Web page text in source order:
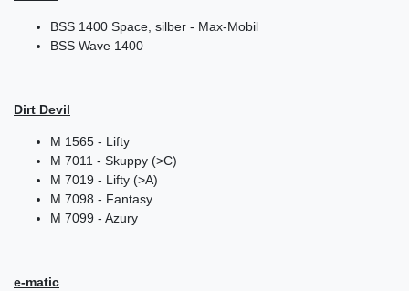
BSS 1400 Space, silber - Max-Mobil
BSS Wave 1400
Dirt Devil
M 1565 - Lifty
M 7011 - Skuppy (>C)
M 7019 - Lifty (>A)
M 7098 - Fantasy
M 7099 - Azury
e-matic